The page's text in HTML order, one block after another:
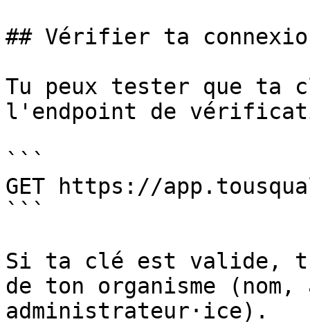
## Vérifier ta
Tu peux tester que ta
l'endpoint de
```
GET https://
```
Si ta clé est valide,
de ton organisme (nom,
administrateur·ice).